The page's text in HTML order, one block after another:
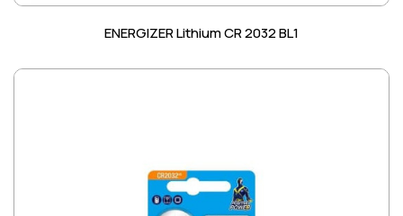
ENERGIZER Lithium CR 2032 BL1